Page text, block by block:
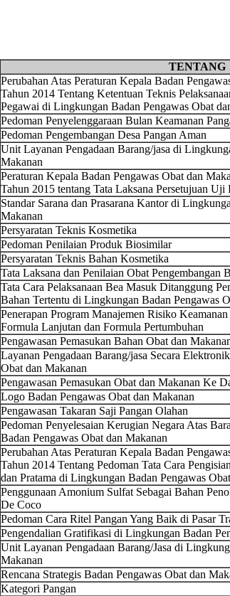
TENTANG
Perubahan Atas Peraturan Kepala Badan
Tahun 2014 Tentang Ketentuan Teknis
Pegawai di Lingkungan Badan Pengawas Obat
Pedoman Penyelenggaraan Bulan Keamanan
Pedoman Pengembangan Desa Pangan Aman
Unit Layanan Pengadaan Barang/jasa di
Makanan
Peraturan Kepala Badan Pengawas Obat dan
Tahun 2015 tentang Tata Laksana Persetujuan
Standar Sarana dan Prasarana Kantor di
Makanan
Persyaratan Teknis Kosmetika
Pedoman Penilaian Produk Biosimilar
Persyaratan Teknis Bahan Kosmetika
Tata Laksana dan Penilaian Obat Pengembangan
Tata Cara Pelaksanaan Bea Masuk Ditanggung
Bahan Tertentu di Lingkungan Badan Pengawas
Penerapan Program Manajemen Risiko
Formula Lanjutan dan Formula Pertumbuhan
Pengawasan Pemasukan Bahan Obat dan
Layanan Pengadaan Barang/jasa Secara
Obat dan Makanan
Pengawasan Pemasukan Obat dan Makanan Ke
Logo Badan Pengawas Obat dan Makanan
Pengawasan Takaran Saji Pangan Olahan
Pedoman Penyelesaian Kerugian Negara Atas
Badan Pengawas Obat dan Makanan
Perubahan Atas Peraturan Kepala Badan
Tahun 2014 Tentang Pedoman Tata Cara
dan Pratama di Lingkungan Badan Pengawas
Penggunaan Amonium Sulfat Sebagai Bahan
De Coco
Pedoman Cara Ritel Pangan Yang Baik di Pasar
Pengendalian Gratifikasi di Lingkungan Badan
Unit Layanan Pengadaan Barang/Jasa di
Makanan
Rencana Strategis Badan Pengawas Obat dan
Kategori Pangan